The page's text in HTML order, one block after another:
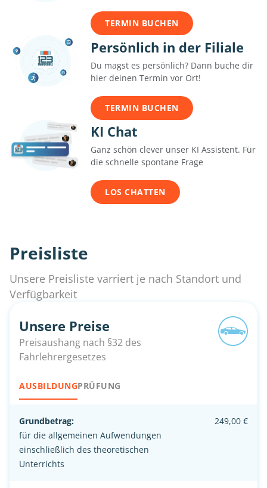
TERMIN BUCHEN
Persönlich in der Filiale
Du magst es persönlich? Dann buche dir
hier deinen Termin vor Ort!
TERMIN BUCHEN
KI Chat
Ganz schön clever unser KI Assistent. Für
die schnelle spontane Frage
LOS CHATTEN
Preisliste
Unsere Preisliste varriert je nach Standort und
Verfügbarkeit
Unsere Preise
Preisaushang nach §32 des
Fahrlehrergesetzes
AUSBILDUNGPRÜFUNG
Grundbetrag:
für die allgemeinen Aufwendungen
einschließlich des theoretischen
Unterrichts
249,00 €